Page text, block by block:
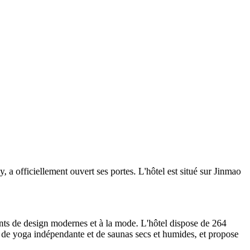
a officiellement ouvert ses portes. L'hôtel est situé sur Jinmao
de design modernes et à la mode. L'hôtel dispose de 264
yoga indépendante et de saunas secs et humides, et propose